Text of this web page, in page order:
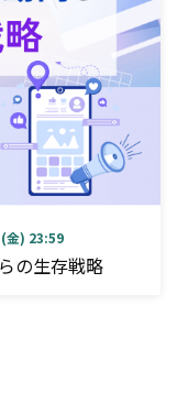
金) 23:59
の生存戦略